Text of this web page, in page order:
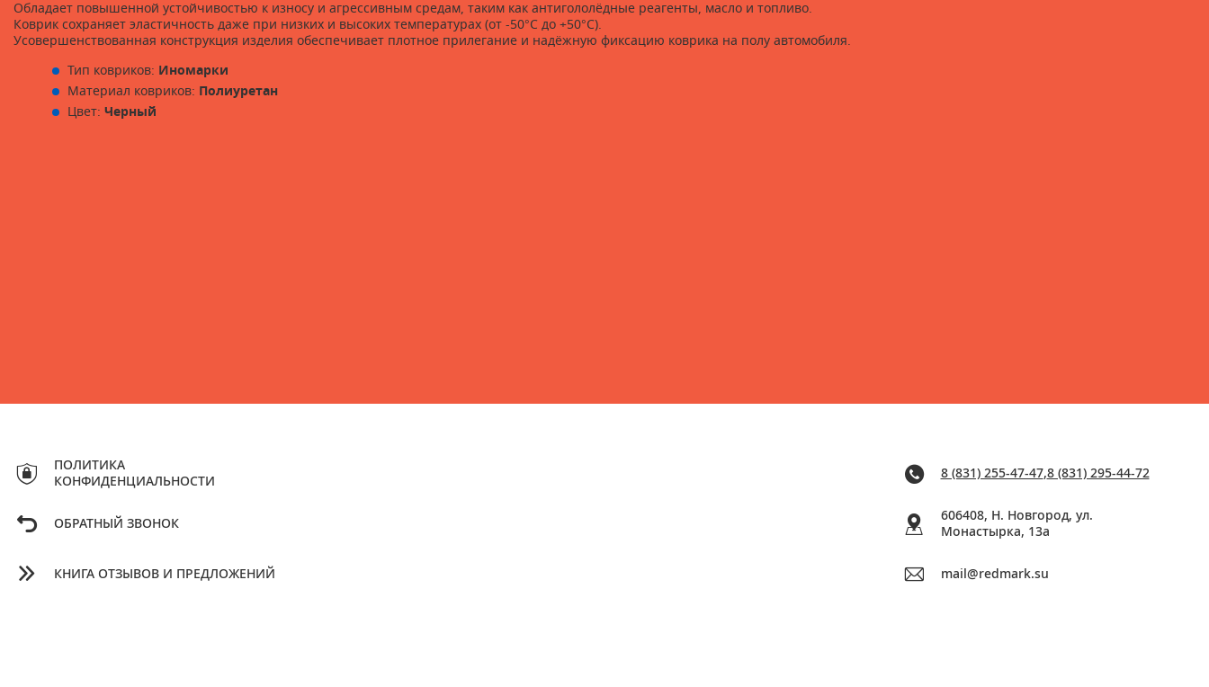
Обладает повышенной устойчивостью к износу и агрессивным средам, таким как антигололёдные реагенты, масло и топливо.
Коврик сохраняет эластичность даже при низких и высоких температурах (от -50°С до +50°С).
Усовершенствованная конструкция изделия обеспечивает плотное прилегание и надёжную фиксацию коврика на полу автомобиля.
Тип ковриков: Иномарки
Материал ковриков: Полиуретан
Цвет: Черный
ПОЛИТИКА
КОНФИДЕНЦИАЛЬНОСТИ
ОБРАТНЫЙ ЗВОНОК
КНИГА ОТЗЫВОВ И ПРЕДЛОЖЕНИЙ
8 (831) 255-47-47,8 (831) 295-44-72
606408, Н. Новгород, ул.
Монастырка, 13a
mail@redmark.su